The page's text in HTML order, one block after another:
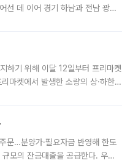
선 데 이어 경기 하남과 전남 광양
하기 위해 이달 12일부터 프리마켓
마켓에서 발생한 소량의 상·하한
문…분양가·필요자금 반영해 한도
모의 잔금대출을 공급한다. 우리